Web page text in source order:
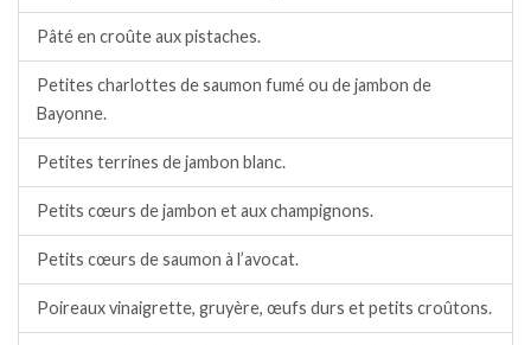
Pâté en croûte aux pistaches.
Petites charlottes de saumon fumé ou de jambon de
Bayonne.
Petites terrines de jambon blanc.
Petits cœurs de jambon et aux champignons.
Petits cœurs de saumon à l’avocat.
Poireaux vinaigrette, gruyère, œufs durs et petits croûtons.